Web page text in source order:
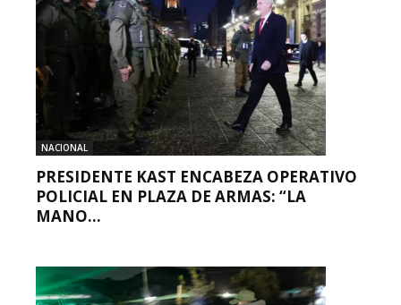
NACIONAL
PRESIDENTE KAST ENCABEZA OPERATIVO
POLICIAL EN PLAZA DE ARMAS: “LA
MANO...